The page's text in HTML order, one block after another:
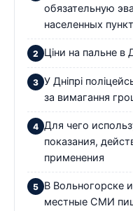
обязательную
населенных
Ціни на пальне в
У Дніпрі
за вимагання
Для чего
показания,
применения
В Вольногорске
местные СМИ